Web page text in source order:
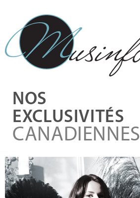
NOS
EXCLUSIVITÉS
CANADIENNES